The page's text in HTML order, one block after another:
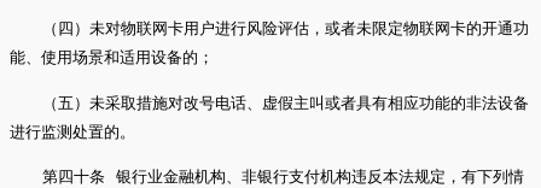
（四）未对物联网卡用户进行风险评估，或者未限定物联网卡的开通功
能、使用场景和适用设备的；
（五）未采取措施对改号电话、虚假主叫或者具有相应功能的非法设备
进行监测处置的。
第四十条 银行业金融机构、非银行支付机构违反本法规定，有下列情